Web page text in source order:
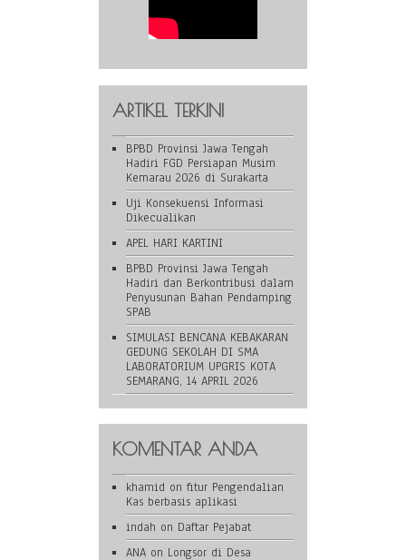
ARTIKEL TERKINI
BPBD Provinsi Jawa Tengah
Hadiri FGD Persiapan Musim
Kemarau 2026 di Surakarta
Uji Konsekuensi Informasi
Dikecualikan
APEL HARI KARTINI
BPBD Provinsi Jawa Tengah
Hadiri dan Berkontribusi dalam
Penyusunan Bahan Pendamping
SPAB
SIMULASI BENCANA KEBAKARAN
GEDUNG SEKOLAH DI SMA
LABORATORIUM UPGRIS KOTA
SEMARANG, 14 APRIL 2026
KOMENTAR ANDA
khamid on fitur Pengendalian
Kas berbasis aplikasi
indah on Daftar Pejabat
ANA on Longsor di Desa